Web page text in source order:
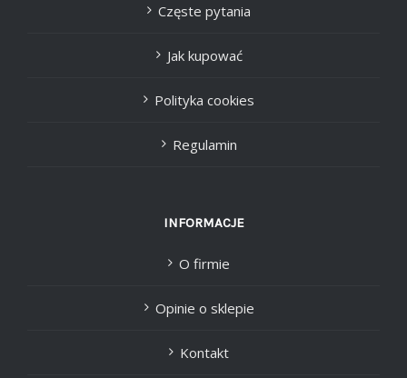
Częste pytania
Jak kupować
Polityka cookies
Regulamin
INFORMACJE
O firmie
Opinie o sklepie
Kontakt